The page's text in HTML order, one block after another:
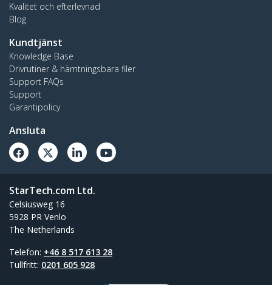
Kvalitet och efterlevnad
Blog
Kundtjänst
Knowledge Base
Drivrutiner & hämtningsbara filer
Support FAQs
Support
Garantipolicy
Ansluta
StarTech.com Ltd.
Celsiusweg 16
5928 PR Venlo
The Netherlands
Telefon: +46 8 517 613 28
Tullfritt: 0201 605 928